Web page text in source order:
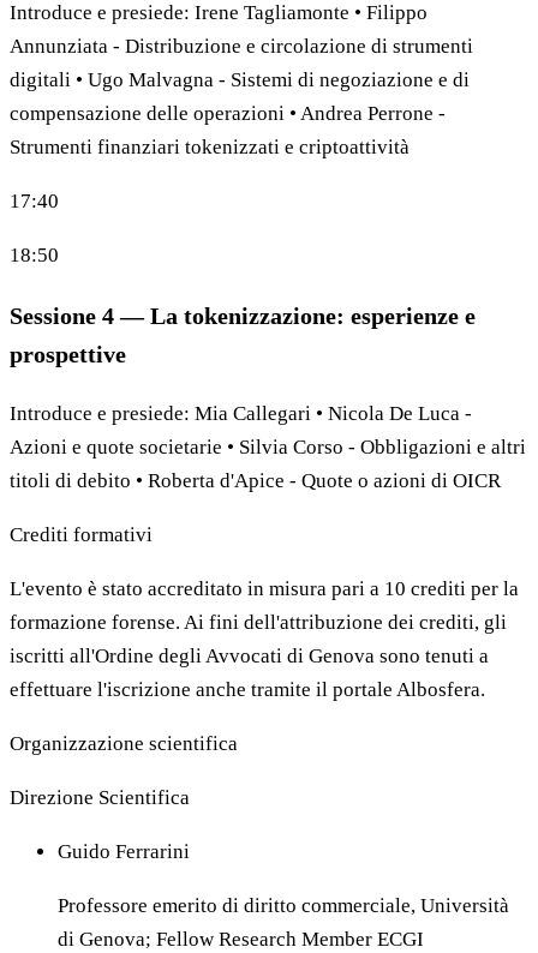
Introduce e presiede: Irene Tagliamonte • Filippo
Annunziata - Distribuzione e circolazione di strumenti
digitali • Ugo Malvagna - Sistemi di negoziazione e di
compensazione delle operazioni • Andrea Perrone -
Strumenti finanziari tokenizzati e criptoattività
17:40
18:50
Sessione 4 — La tokenizzazione: esperienze e
prospettive
Introduce e presiede: Mia Callegari • Nicola De Luca -
Azioni e quote societarie • Silvia Corso - Obbligazioni e altri
titoli di debito • Roberta d'Apice - Quote o azioni di OICR
Crediti formativi
L'evento è stato accreditato in misura pari a 10 crediti per la
formazione forense. Ai fini dell'attribuzione dei crediti, gli
iscritti all'Ordine degli Avvocati di Genova sono tenuti a
effettuare l'iscrizione anche tramite il portale Albosfera.
Organizzazione scientifica
Direzione Scientifica
Guido Ferrarini
Professore emerito di diritto commerciale, Università
di Genova; Fellow Research Member ECGI